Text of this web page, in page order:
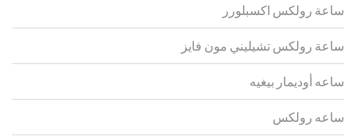
ساعة رولكس اكسبلورر
ساعة رولكس تشيليني مون فايز
ساعه أوديمار بيغيه
ساعه رولكس